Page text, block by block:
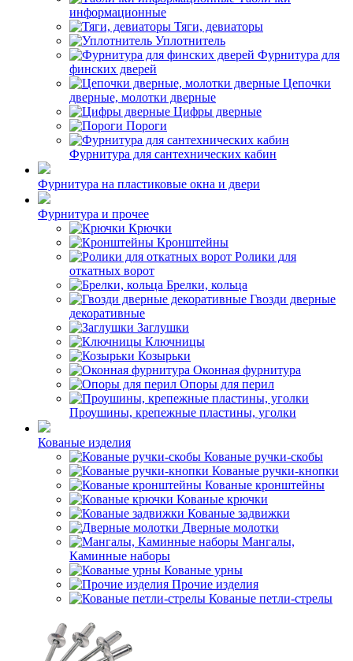
информационные
Тяги, девиаторы
Уплотнитель
Фурнитура для
финских дверей
Цепочки
дверные, молотки дверные
Цифры дверные
Пороги
Фурнитура для сантехнических кабин
Фурнитура на пластиковые окна и двери
Фурнитура и прочее
Крючки
Кронштейны
Ролики для
откатных ворот
Брелки, кольца
Гвозди дверные
декоративные
Заглушки
Ключницы
Козырьки
Оконная фурнитура
Опоры для перил
Проушины, крепежные пластины, уголки
Кованые изделия
Кованые ручки-скобы
Кованые ручки-кнопки
Кованые кронштейны
Кованые крючки
Кованые задвижки
Дверные молотки
Мангалы,
Каминные наборы
Кованые урны
Прочие изделия
Кованые петли-стрелы